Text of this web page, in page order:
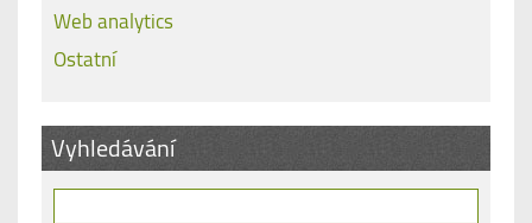
Web analytics
Ostatní
Vyhledávání